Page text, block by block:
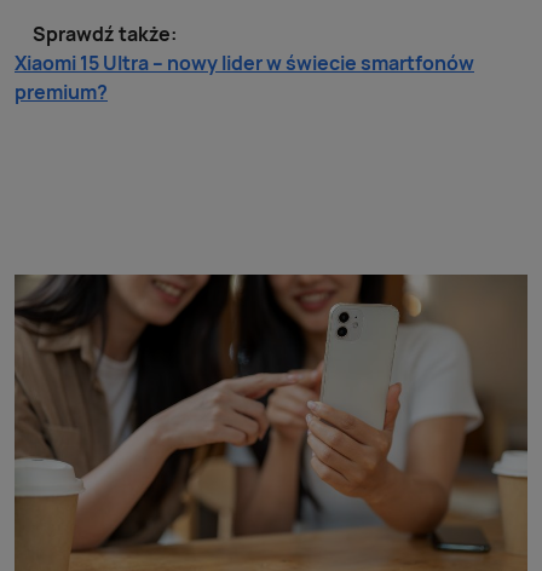
Sprawdź także:
Xiaomi 15 Ultra – nowy lider w świecie smartfonów
premium?